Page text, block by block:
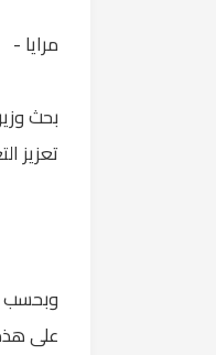
مرايا -
بحث
تعزيز
وبحسب
على